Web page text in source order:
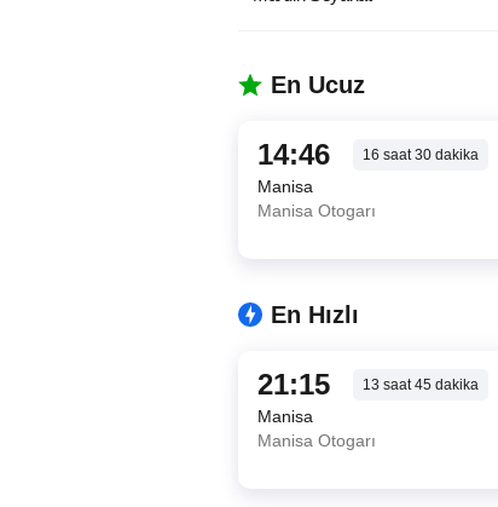
En Ucuz
14:46 16 saat30dakika
Manisa
Manisa Otogarı
En Hızlı
21:15 13 saat45dakika
Manisa
Manisa Otogarı